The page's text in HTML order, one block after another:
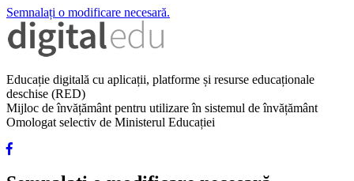
Semnalați o modificare necesară.
Educație digitală cu aplicații, platforme și resurse educaționale
deschise (RED)
Mijloc de învățământ pentru utilizare în sistemul de învățământ
Omologat selectiv de Ministerul Educației